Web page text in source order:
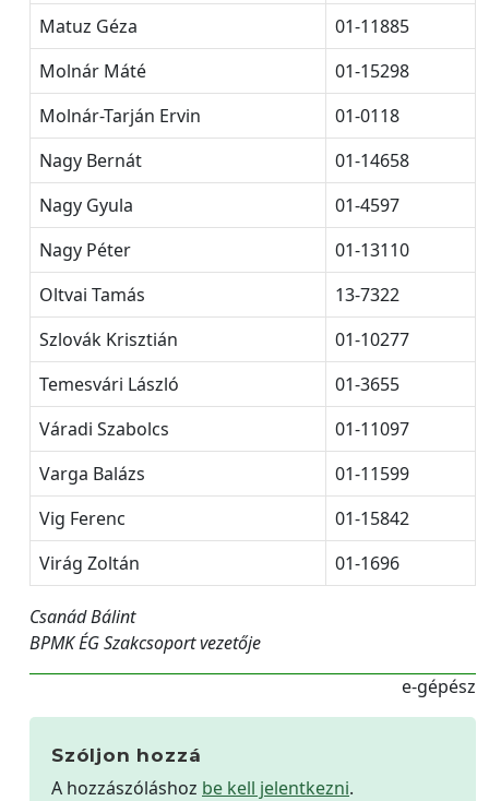
Matuz Géza
01-11885
Molnár Máté
01-15298
Molnár-Tarján Ervin
01-0118
Nagy Bernát
01-14658
Nagy Gyula
01-4597
Nagy Péter
01-13110
Oltvai Tamás
13-7322
Szlovák Krisztián
01-10277
Temesvári László
01-3655
Váradi Szabolcs
01-11097
Varga Balázs
01-11599
Vig Ferenc
01-15842
Virág Zoltán
01-1696
Csanád Bálint
BPMK ÉG Szakcsoport vezetője
e-gépész
Szóljon hozzá
A hozzászóláshoz be kell jelentkezni.